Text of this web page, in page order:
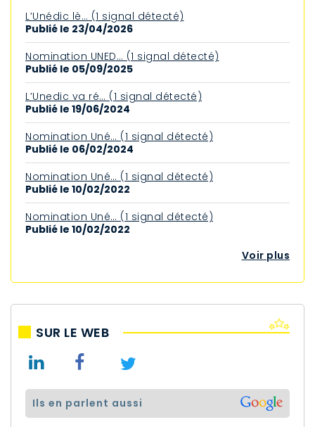
L’Unédic lè… (1 signal détecté)
Publié le 23/04/2026
Nomination UNED… (1 signal détecté)
Publié le 05/09/2025
L’Unedic va ré… (1 signal détecté)
Publié le 19/06/2024
Nomination Uné… (1 signal détecté)
Publié le 06/02/2024
Nomination Uné… (1 signal détecté)
Publié le 10/02/2022
Nomination Uné… (1 signal détecté)
Publié le 10/02/2022
Voir plus
SUR LE WEB
ils en parlent aussi